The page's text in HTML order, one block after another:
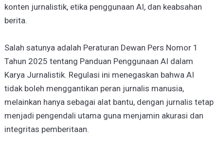
konten jurnalistik, etika penggunaan AI, dan keabsahan
berita.
Salah satunya adalah Peraturan Dewan Pers Nomor 1
Tahun 2025 tentang Panduan Penggunaan AI dalam
Karya Jurnalistik. Regulasi ini menegaskan bahwa AI
tidak boleh menggantikan peran jurnalis manusia,
melainkan hanya sebagai alat bantu, dengan jurnalis tetap
menjadi pengendali utama guna menjamin akurasi dan
integritas pemberitaan.